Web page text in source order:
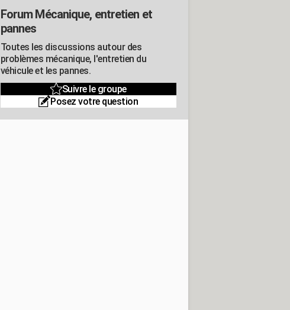
Forum Mécanique, entretien et
pannes
Toutes les discussions autour des
problèmes mécanique, l'entretien du
véhicule et les pannes.
Suivre le groupe
Posez votre question